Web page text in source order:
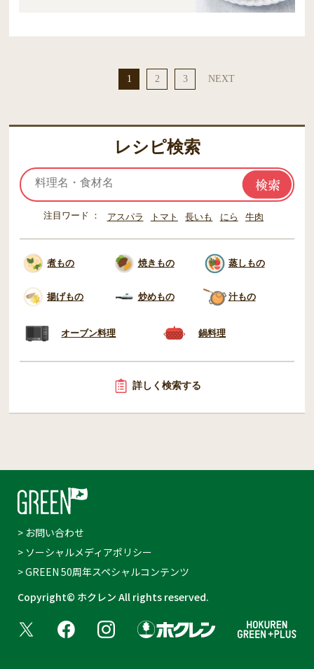
1 2 3 NEXT
レシピ検索
注目ワード アスパラ トマト 長いも にら 牛肉
煮もの 焼きもの 蒸しもの
揚げもの 炒めもの 汁もの
オーブン料理 鍋料理
詳しく検索する
> お問い合わせ
> ソーシャルメディアポリシー
> GREEN 50周年スペシャルコンテンツ
Copyright© ホクレン All rights reserved.